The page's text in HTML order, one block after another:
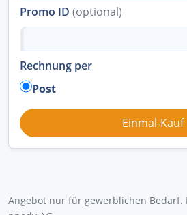
Promo ID (optional)
Rechnung per
Post
Angebot nur für gewerblichen Bedarf.